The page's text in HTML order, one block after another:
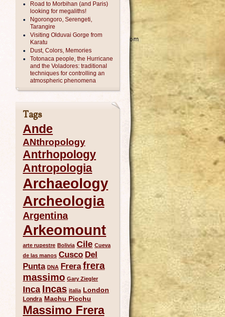
Road to Morbihan (and Paris)
looking for megaliths!
Ngorongoro, Serengeti,
Tarangire
Visiting Olduvai Gorge from
Karatu
Dust, Colors, Memories
Totonaca people, the Hurricane
and the Voladores: traditional
techniques for controlling an
atmospheric phenomena
Tags
Ande
ANthropology
Antrhopology
Antropologia
Archaeology
Archeologia
Argentina
Arkeomount
arte rupestre Bolivia Cile Cueva
de las manos Cusco Del
Punta DNA Frera frera
massimo Gary Ziegler
Inca Incas italia London
Londra Machu Picchu
Massimo Frera